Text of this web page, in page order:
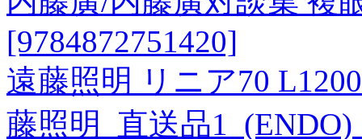
[9784872751420]
遠藤照明 リニア70
藤照明_直送品